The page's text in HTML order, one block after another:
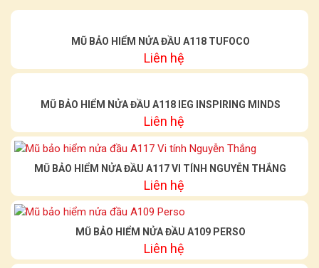
MŨ BẢO HIỂM NỬA ĐẦU A118 TUFOCO
Liên hệ
MŨ BẢO HIỂM NỬA ĐẦU A118 IEG INSPIRING MINDS
Liên hệ
MŨ BẢO HIỂM NỬA ĐẦU A117 VI TÍNH NGUYỄN THẮNG
Liên hệ
MŨ BẢO HIỂM NỬA ĐẦU A109 PERSO
Liên hệ